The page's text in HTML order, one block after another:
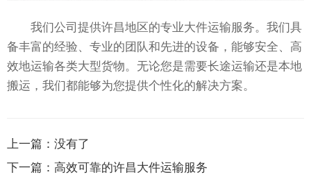
我们公司提供许昌地区的专业大件运输服务。我们具
备丰富的经验、专业的团队和先进的设备，能够安全、高
效地运输各类大型货物。无论您是需要长途运输还是本地
搬运，我们都能够为您提供个性化的解决方案。
上一篇： 没有了
下一篇： 高效可靠的许昌大件运输服务